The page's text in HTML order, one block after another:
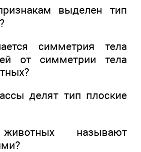
выделен тип
симметрия тела
от симметрии тела
делят тип плоские
называют